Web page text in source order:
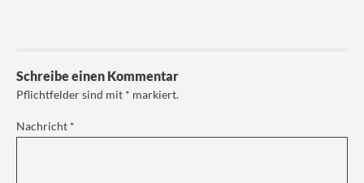
Schreibe einen Kommentar
Pflichtfelder sind mit * markiert.
Nachricht *